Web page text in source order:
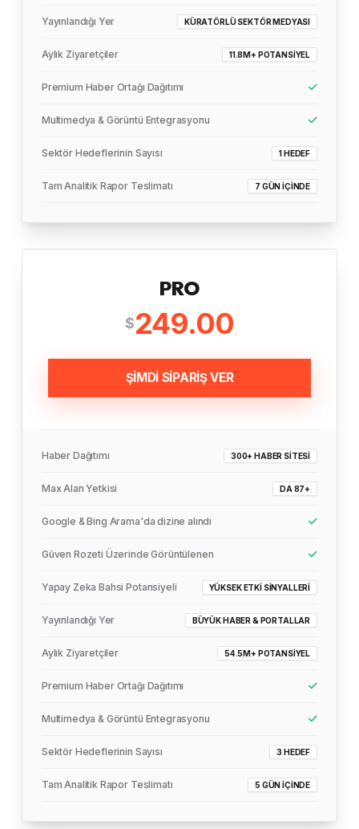
Yayınlandığı Yer KÜRATÖRLÜ SEKTÖR MEDYASI
Aylık Ziyaretçiler 11.8M+ POTANSIYEL
Premium Haber Ortağı Dağıtımı
Multimedya & Görüntü Entegrasyonu
Sektör Hedeflerinin Sayısı 1 HEDEF
Tam Analitik Rapor Teslimatı 7 GÜN İÇINDE
PRO
$249.00
ŞİMDİ SİPARİŞ VER
Haber Dağıtımı 300+ HABER SITESI
Max Alan Yetkisi DA 87+
Google & Bing Arama'da dizine alındı
Güven Rozeti Üzerinde Görüntülenen
Yapay Zeka Bahsi Potansiyeli YÜKSEK ETKI SINYALLERI
Yayınlandığı Yer BÜYÜK HABER & PORTALLAR
Aylık Ziyaretçiler 54.5M+ POTANSIYEL
Premium Haber Ortağı Dağıtımı
Multimedya & Görüntü Entegrasyonu
Sektör Hedeflerinin Sayısı 3 HEDEF
Tam Analitik Rapor Teslimatı 5 GÜN İÇINDE